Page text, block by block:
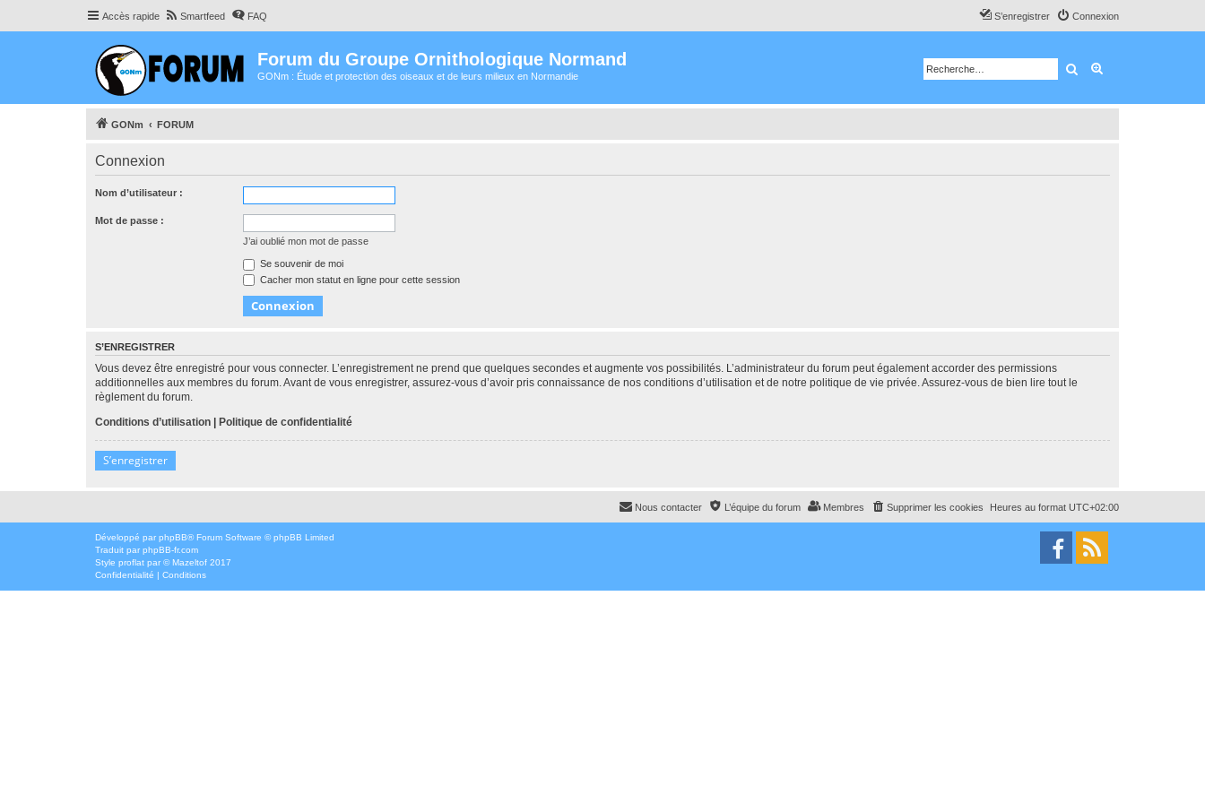
Accès rapide Smartfeed FAQ Connexion
S’enregistrer
Forum du Groupe Ornithologique Normand
GONm : Étude et protection des oiseaux et de leurs milieux en Normandie Rechercher
GONm FORUM
Connexion
Nom d’utilisateur :
Mot de passe :
J’ai oublié mon mot de passe
Se souvenir de moi
Cacher mon statut en ligne pour cette session
S’ENREGISTRER
Vous devez être enregistré pour vous connecter. L’enregistrement ne prend que quelques secondes et augmente vos possibilités. L’administrateur du forum peut également accorder des permissions
additionnelles aux membres du forum. Avant de vous enregistrer, assurez-vous d’avoir pris connaissance de nos conditions d’utilisation et de notre politique de vie privée. Assurez-vous de bien lire tout le
règlement du forum.
Conditions d’utilisation | Politique de confidentialité
S’enregistrer
Heures au format UTC+02:00
Supprimer les cookies
Membres
L’équipe du forum
Nous contacter
Développé par phpBB® Forum Software © phpBB Limited
Traduit par phpBB-fr.com
Style proflat par ©Mazeltof 2017
Confidentialité | Conditions